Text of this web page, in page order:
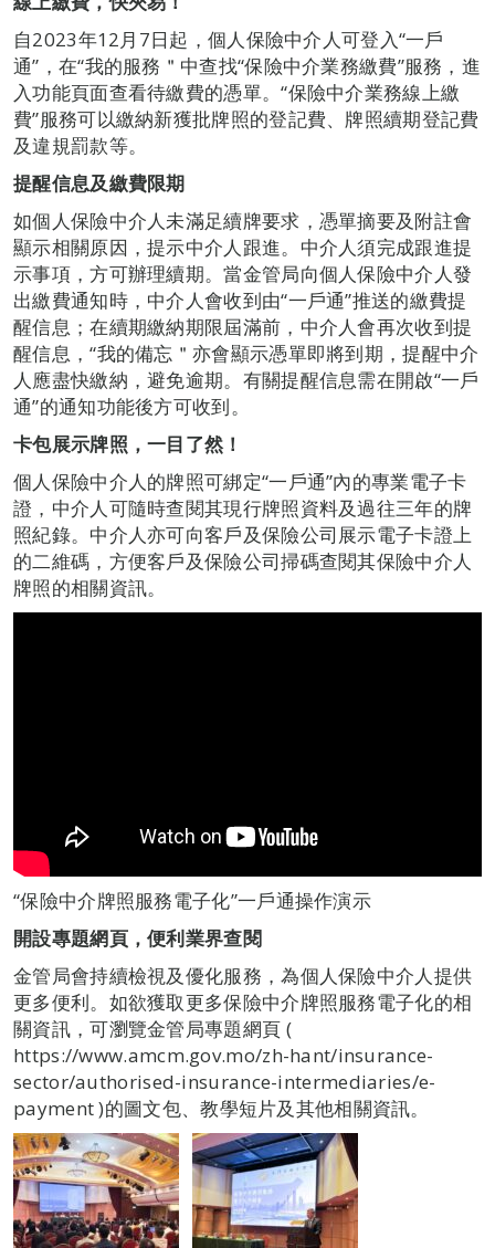
自2023年12月7日起，個人保險中介人可登入“一戶
通”，在“我的服務＂中查找“保險中介業務繳費”服務，進
入功能頁面查看待繳費的憑單。“保險中介業務線上繳
費”服務可以繳納新獲批牌照的登記費、牌照續期登記費
及違規罰款等。
提醒信息及繳費限期
如個人保險中介人未滿足續牌要求，憑單摘要及附註會
顯示相關原因，提示中介人跟進。中介人須完成跟進提
示事項，方可辦理續期。當金管局向個人保險中介人發
出繳費通知時，中介人會收到由“一戶通”推送的繳費提
醒信息；在續期繳納期限屆滿前，中介人會再次收到提
醒信息，“我的備忘＂亦會顯示憑單即將到期，提醒中介
人應盡快繳納，避免逾期。有關提醒信息需在開啟“一戶
通”的通知功能後方可收到。
卡包展示牌照，一目了然！
個人保險中介人的牌照可綁定“一戶通”內的專業電子卡
證，中介人可隨時查閱其現行牌照資料及過往三年的牌
照紀錄。中介人亦可向客戶及保險公司展示電子卡證上
的二維碼，方便客戶及保險公司掃碼查閱其保險中介人
牌照的相關資訊。
“保險中介牌照服務電子化”一戶通操作演示
開設專題網頁，便利業界查閱
金管局會持續檢視及優化服務，為個人保險中介人提供
更多便利。如欲獲取更多保險中介牌照服務電子化的相
關資訊，可瀏覽金管局專題網頁 (
https://www.amcm.gov.mo/zh-hant/insurance-
sector/authorised-insurance-intermediaries/e-
payment )的圖文包、教學短片及其他相關資訊。